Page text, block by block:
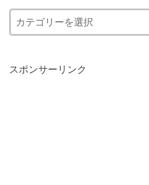
スポンサーリンク